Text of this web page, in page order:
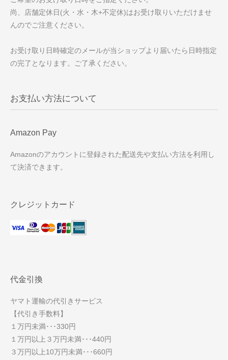
尚、店舗定休日(火・水・木+不定休)はお受け取りいただけませ
んのでご注意ください。
お受け取り日時確定のメールが当ショップより届いたら日時指定
の完了となります。ご了承ください。
お支払い方法について
Amazon Pay
Amazonのアカウントに登録された配送先や支払い方法を利用し
て決済できます。
クレジットカード
代金引換
ヤマト運輸の代引きサービス
【代引き手数料】
１万円未満･･･330円
１万円以上３万円未満･･･440円
３万円以上10万円未満･･･660円